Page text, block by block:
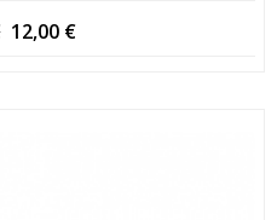
Alkuperäinen
12,00 €